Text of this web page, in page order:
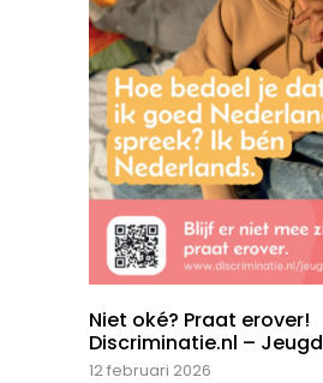
Niet oké? Praat erover!
Discriminatie.nl – Jeugd
12 februari 2026